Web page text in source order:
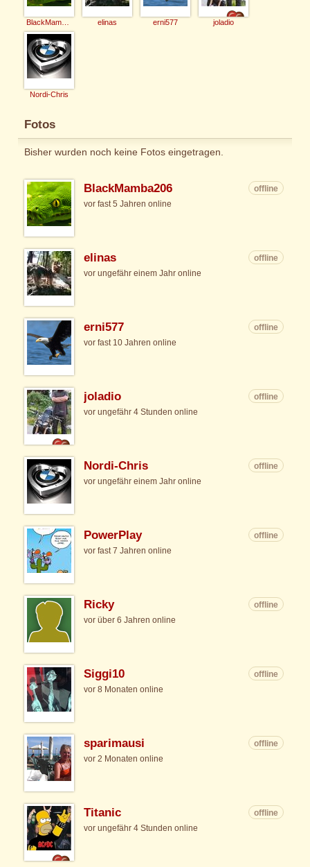
elinas erni577 joladio
Nordi-Chris
Fotos
Bisher wurden noch keine Fotos eingetragen.
BlackMamba206
offline
vor fast 5 Jahren online
elinas
offline
vor ungefähr einem Jahr online
erni577
offline
vor fast 10 Jahren online
joladio
offline
vor ungefähr 4 Stunden online
Nordi-Chris
offline
vor ungefähr einem Jahr online
PowerPlay
offline
vor fast 7 Jahren online
Ricky
offline
vor über 6 Jahren online
Siggi10
offline
vor 8 Monaten online
sparimausi
offline
vor 2 Monaten online
Titanic
offline
vor ungefähr 4 Stunden online